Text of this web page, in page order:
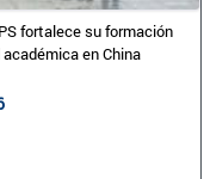
fortalece su formación
en China